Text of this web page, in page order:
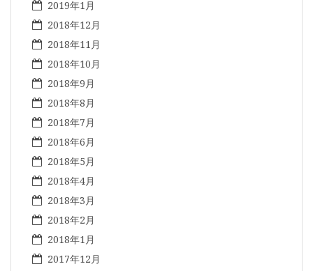
2019年1月
2018年12月
2018年11月
2018年10月
2018年9月
2018年8月
2018年7月
2018年6月
2018年5月
2018年4月
2018年3月
2018年2月
2018年1月
2017年12月